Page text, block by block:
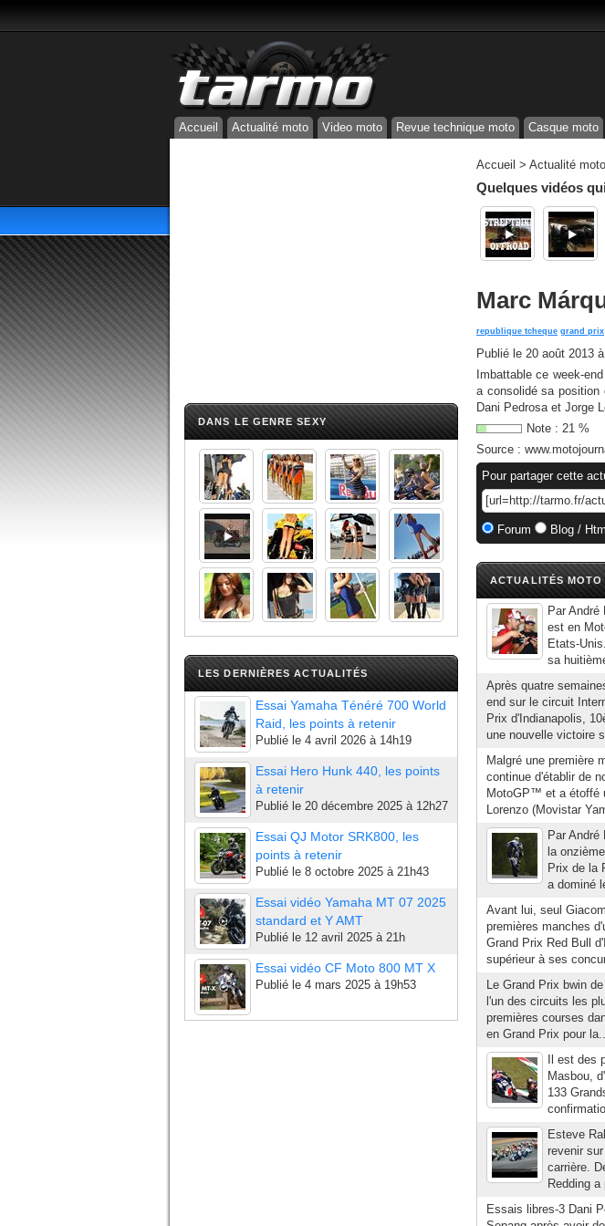
Accueil Actualité moto Video moto Revue technique moto Casque moto
DANS LE GENRE SEXY
LES DERNIÈRES ACTUALITÉS
Essai Yamaha Ténéré 700 World
Raid, les points à retenir
Publié le 4 avril 2026 à 14h19
Essai Hero Hunk 440, les points
à retenir
Publié le 20 décembre 2025 à 12h27
Essai QJ Motor SRK800, les
points à retenir
Publié le 8 octobre 2025 à 21h43
Essai vidéo Yamaha MT 07 2025
standard et Y AMT
Publié le 12 avril 2025 à 21h
Essai vidéo CF Moto 800 MT X
Publié le 4 mars 2025 à 19h53
Accueil > Actualité moto
Quelques vidéos
Marc
republique tcheque grand prix
Publié le 20 août 2013
Imbattable ce week-
a consolidé sa position
Dani Pedrosa et Jorge
Note : 21 %
Source :
Pour partager cette
Forum Blog / Html
ACTUALITÉS
Par André
est en
Etats-
sa
Après quatre
end sur le circuit
Prix d'Indianapolis,
une nouvelle victoire
Malgré une première
continue d'établir de
MotoGP™ et a étoffé
Lorenzo (Movistar
Par André
la
Prix de la
a dominé
Avant lui, seul
premières manches
Grand Prix Red Bull
supérieur à ses
Le Grand Prix bwin
l'un des circuits les
premières courses
en Grand Prix pour
Il est des
Masbou,
133
Esteve
revenir
carrière.
Redding
Essais libres-3 Dani